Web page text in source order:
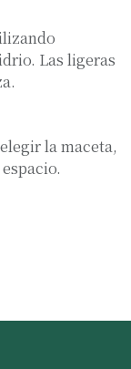
Las ligeras
la maceta,